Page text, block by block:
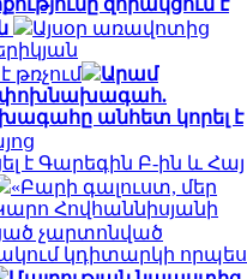
Այսօր առավոտից
Արամ
փոխնախագահ.
անհետ կորել է
է Գարեգին Բ-ին և Հայ
«Բարի գալուստ, մեր
Կարո Հովհաննիսյանի
չարտոնված
կդիտարկի որպես